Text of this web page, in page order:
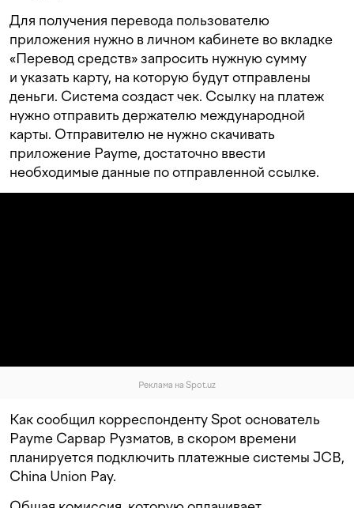
Для получения перевода пользователю
приложения нужно в личном кабинете во вкладке
«Перевод средств» запросить нужную сумму
и указать карту, на которую будут отправлены
деньги. Система создаст чек. Ссылку на платеж
нужно отправить держателю международной
карты. Отправителю не нужно скачивать
приложение Payme, достаточно ввести
необходимые данные по отправленной ссылке.
Реклама на Spot.uz
Как сообщил корреспонденту Spot основатель
Payme Сарвар Рузматов, в скором времени
планируется подключить платежные системы JCB,
China Union Pay.